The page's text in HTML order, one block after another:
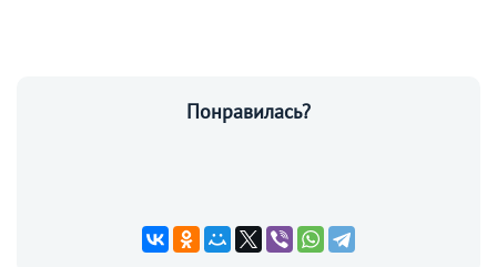
Понравилась?